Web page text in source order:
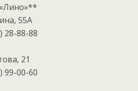
55А
28-88-88
21
99-00-60